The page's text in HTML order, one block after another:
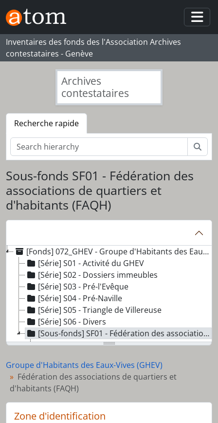
Skip to main content
Inventaires des fonds des l'Association Archives
contestataires - Genève
Archives
contestataires
Recherche rapide
Sous-fonds SF01 - Fédération des
associations de quartiers et
d'habitants (FAQH)
[Fonds] 072_GHEV - Groupe d'Habitants des Eaux-Vives (GHEV)
[Série] S01 - Activité du GHEV
[Série] S02 - Dossiers immeubles
[Série] S03 - Pré-l'Evêque
[Série] S04 - Pré-Naville
[Série] S05 - Triangle de Villereuse
[Série] S06 - Divers
[Sous-fonds] SF01 - Fédération des associations de quartiers et d'habitants (FAQH)
[Série] S01 - Administration
[Série] S03 - Documents de travail et groupes fédérés
[Série] S05 - Activité publique
[Série] S06 - Activité politique et juridique
Groupe d'Habitants des Eaux-Vives (GHEV)
Fédération des associations de quartiers et
d'habitants (FAQH)
Zone d'identification